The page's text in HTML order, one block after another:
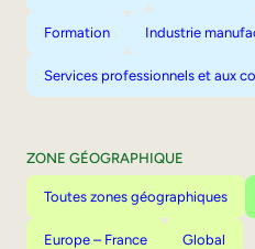
Formation Industrie
Services professionnels et aux
ZONE GÉOGRAPHIQUE
Toutes zones géographiques
Europe – France Global